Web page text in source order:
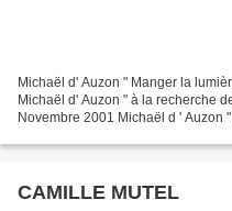
Michaël d' Auzon " Manger la
Michaël d' Auzon " à la recherche
Novembre 2001 Michaël d ' Auzon
CAMILLE MUTEL